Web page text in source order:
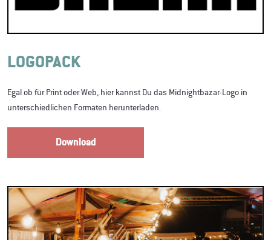
LOGOPACK
Egal ob für Print oder Web, hier kannst Du das Midnightbazar-Logo in
unterschiedlichen Formaten herunterladen.
Download